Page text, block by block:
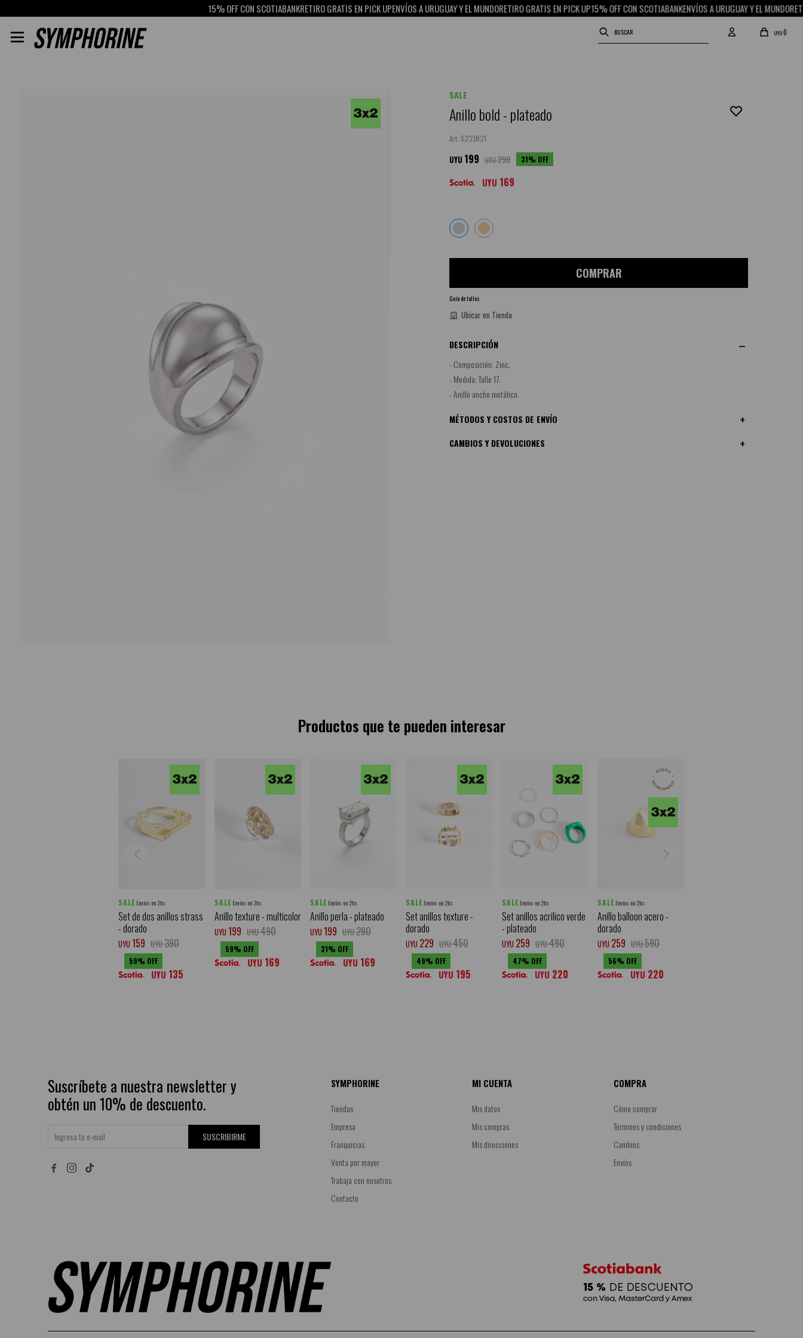
15% OFF CON SCOTIABANKRETIRO GRATIS EN PICK UPENVÍOS A URUGUAY Y EL MUNDORETIRO GRATIS EN PICK UP15% OFF CON SCOTIABANKENVÍOS A URUGUAY Y EL MUNDORETIRO
UYU0

SALE
Anillo bold - plateado
S22JR21
UYU 199 UYU290 31
UYU 169
COMPRAR
Guía de talles
Ubicar en Tienda
DESCRIPCIÓN
- Composición: Zinc.
- Medida: Talle 17.
- Anillo ancho metálico.
MÉTODOS Y COSTOS DE ENVÍO
CAMBIOS Y DEVOLUCIONES
Productos que te pueden interesar
SALE Envíos en 2hs
Set de dos anillos strass
- dorado
UYU 159 UYU390
59
UYU 135
SALE Envíos en 2hs
Anillo texture - multicolor
UYU 199 UYU490
59
UYU 169
SALE Envíos en 2hs
Anillo perla - plateado
UYU 199 UYU290
31
UYU 169
SALE Envíos en 2hs
Set anillos texture -
dorado
UYU 229 UYU450
49
UYU 195
SALE Envíos en 2hs
Set anillos acrilico verde
- plateado
UYU 259 UYU490
47
UYU 220
SALE Envíos en 2hs
Anillo balloon acero -
dorado
UYU 259 UYU590
56
UYU 220
Suscríbete a nuestra newsletter y
obtén un 10% de descuento.
SUSCRIBIRME
 
SYMPHORINE
Tiendas
Empresa
Franquicias
Venta por mayor
Trabaja con nosotros
Contacto
MI CUENTA
Mis datos
Mis compras
Mis direcciones
COMPRA
Cómo comprar
Términos y condiciones
Cambios
Envíos